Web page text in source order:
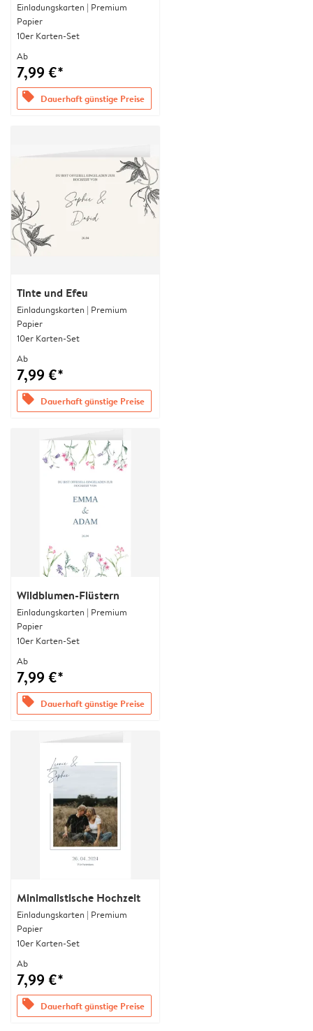
Einladungskarten | Premium
Papier
10er Karten-Set
Ab
7,99 €*
offers Dauerhaft günstige Preise
Tinte und Efeu
Einladungskarten | Premium
Papier
10er Karten-Set
Ab
7,99 €*
offers Dauerhaft günstige Preise
Wildblumen-Flüstern
Einladungskarten | Premium
Papier
10er Karten-Set
Ab
7,99 €*
offers Dauerhaft günstige Preise
Minimalistische Hochzeit
Einladungskarten | Premium
Papier
10er Karten-Set
Ab
7,99 €*
offers Dauerhaft günstige Preise